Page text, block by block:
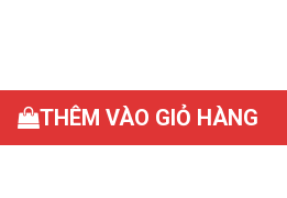
THÊM VÀO GIỎ HÀNG